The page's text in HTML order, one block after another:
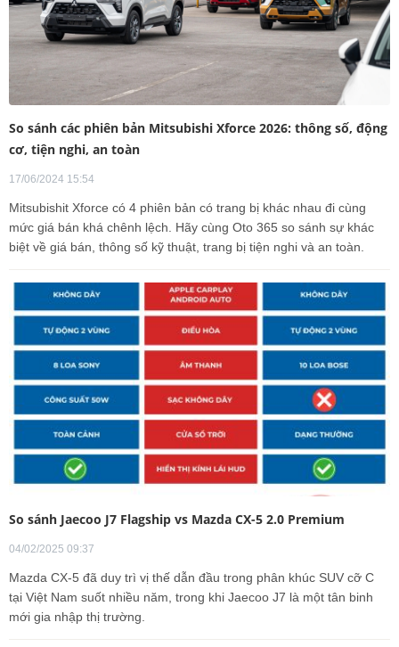
So sánh các phiên bản Mitsubishi Xforce 2026: thông số, động
cơ, tiện nghi, an toàn
17/06/2024 15:54
Mitsubishit Xforce có 4 phiên bản có trang bị khác nhau đi cùng
mức giá bán khá chênh lệch. Hãy cùng Oto 365 so sánh sự khác
biệt về giá bán, thông số kỹ thuật, trang bị tiện nghi và an toàn.
So sánh Jaecoo J7 Flagship vs Mazda CX-5 2.0 Premium
04/02/2025 09:37
Mazda CX-5 đã duy trì vị thế dẫn đầu trong phân khúc SUV cỡ C
tại Việt Nam suốt nhiều năm, trong khi Jaecoo J7 là một tân binh
mới gia nhập thị trường.